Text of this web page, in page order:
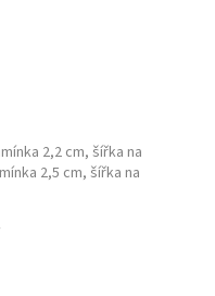
2,2 cm, šířka na
2,5 cm, šířka na